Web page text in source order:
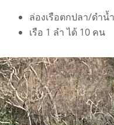
ล่องเรือตกปลา/ดำ
เรือ 1 ลำ ได้ 10 คน